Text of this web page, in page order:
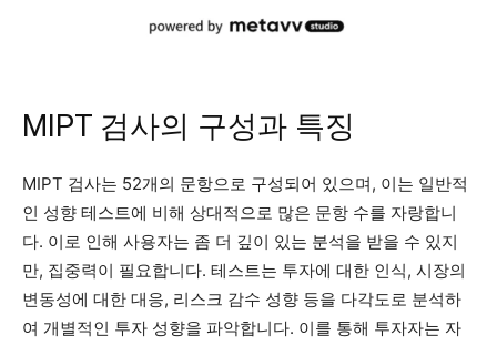
MIPT 검사의 구성과 특징
MIPT 검사는 52개의 문항으로 구성되어 있으며, 이는 일반적
인 성향 테스트에 비해 상대적으로 많은 문항 수를 자랑합니
다. 이로 인해 사용자는 좀 더 깊이 있는 분석을 받을 수 있지
만, 집중력이 필요합니다. 테스트는 투자에 대한 인식, 시장의
변동성에 대한 대응, 리스크 감수 성향 등을 다각도로 분석하
여 개별적인 투자 성향을 파악합니다. 이를 통해 투자자는 자